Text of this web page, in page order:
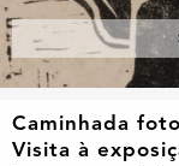
Caminhada
Visita à